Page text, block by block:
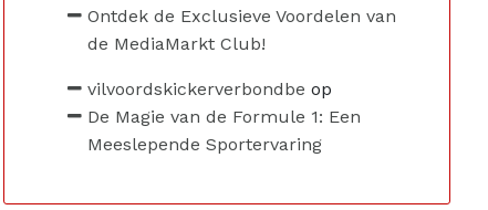
Ontdek de Exclusieve Voordelen van
de MediaMarkt Club!
vilvoordskickerverbondbe op
De Magie van de Formule 1: Een
Meeslepende Sportervaring